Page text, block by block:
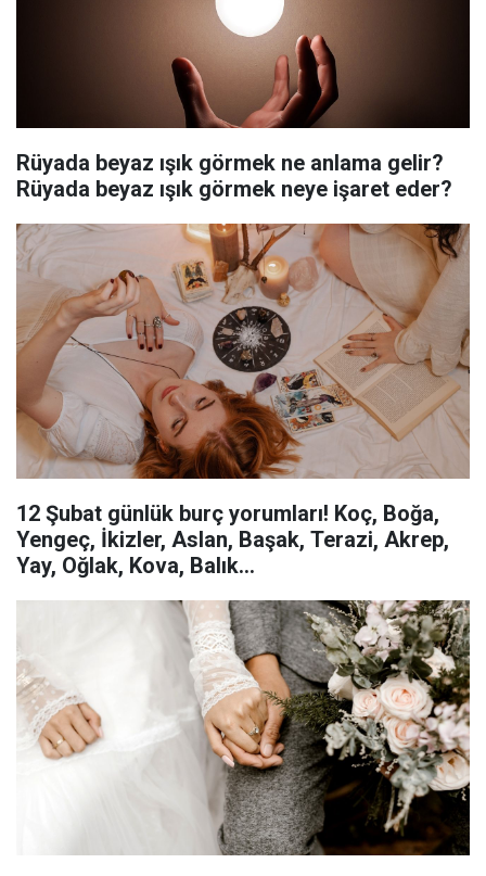
Rüyada beyaz ışık görmek ne anlama gelir?
Rüyada beyaz ışık görmek neye işaret eder?
12 Şubat günlük burç yorumları! Koç, Boğa,
Yengeç, İkizler, Aslan, Başak, Terazi, Akrep,
Yay, Oğlak, Kova, Balık...